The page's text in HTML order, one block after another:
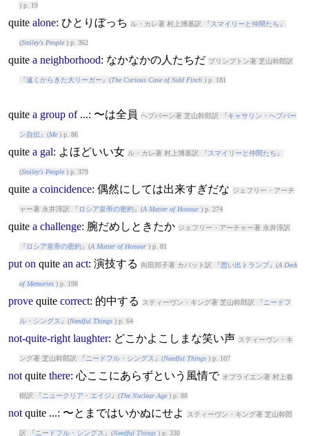
) p. 19
quite alone: ひとりぼっち ル・カレ著 村上博基訳 『 スマイリーと仲間たち 』
(Smiley's People) p. 362
quite a neighborhood: なかなかの人たちだ プリンプトン著 芝山幹郎訳
『遠くからきた大リーガー 』(The Curious Case of Sidd Finch) p. 181
quite a group of...: 〜は全員 ヘプバーン著 芝山幹郎訳 『 キャサリン・ヘプバー
ン自伝』(Me) p. 86
quite a gal: よほどいい女 ル・カレ著 村上博基訳 『 スマイリーと仲間たち 』
(Smiley's People) p. 379
quite a coincidence: 偶然にしては出来すぎだな ジェフリー・アーチ
ャー著 永井淳訳 『 ロシア皇帝の密約』(A Matter of Honour) p. 274
quite a challenge: 腕だめしときたか ジェフリー・アーチャー著 永井淳訳
『 ロシア皇帝の密約』(A Matter of Honour) p. 81
put on quite an act: 演技する 向田邦子著 カバット訳 『思い出トランプ』(A Deck
of Memories) p. 198
prove quite correct: 的中する スティーヴン・キング著 芝山幹郎訳 『 ニードフ
ル・シングス 』(Needful Things) p. 64
not-quite-right laughter: どこかよこしまな笑い声 スティーヴン・キ
ング著 芝山幹郎訳 『 ニードフル・シングス 』(Needful Things) p. 107
not quite there: 心ここにあらずという風情で オブライエン著 村上春
樹訳 『 ニュークリア・エイジ 』(The Nuclear Age) p. 88
not quite...: 〜とまではいかぬにせよ スティーヴン・キング著 芝山幹郎
訳 『 ニードフル・シングス 』(Needful Things) p. 330